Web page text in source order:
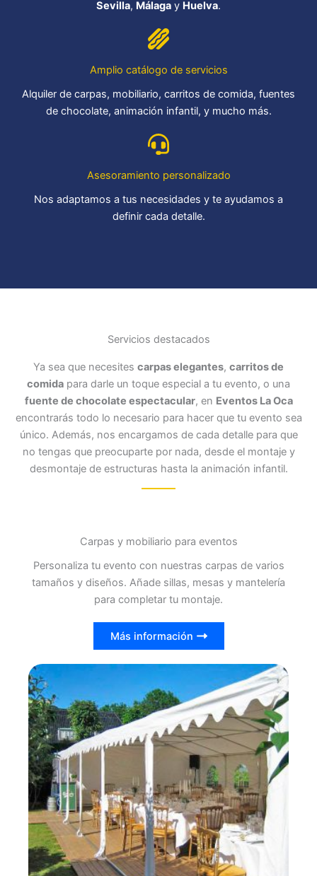
Sevilla, Málaga y Huelva.
Amplio catálogo de servicios
Alquiler de carpas, mobiliario, carritos de comida, fuentes
de chocolate, animación infantil, y mucho más.
Asesoramiento personalizado
Nos adaptamos a tus necesidades y te ayudamos a
definir cada detalle.
Servicios destacados
Ya sea que necesites carpas elegantes, carritos de
comida para darle un toque especial a tu evento, o una
fuente de chocolate espectacular, en Eventos La Oca
encontrarás todo lo necesario para hacer que tu evento sea
único. Además, nos encargamos de cada detalle para que
no tengas que preocuparte por nada, desde el montaje y
desmontaje de estructuras hasta la animación infantil.
Carpas y mobiliario para eventos
Personaliza tu evento con nuestras carpas de varios
tamaños y diseños. Añade sillas, mesas y mantelería
para completar tu montaje.
Más información